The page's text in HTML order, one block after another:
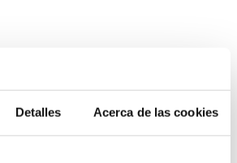
Detalles Acerca de las cookies
apertura de nuevo